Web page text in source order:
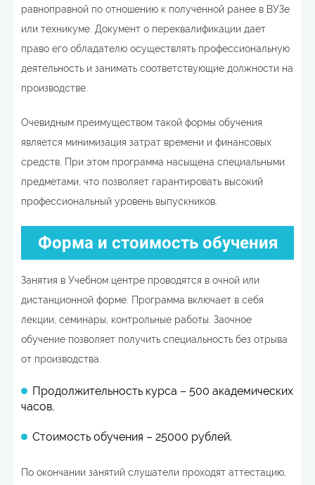
равноправной по отношению к полученной ранее в ВУЗе
или техникуме. Документ о переквалификации дает
право его обладателю осуществлять профессиональную
деятельность и занимать соответствующие должности на
производстве.
Очевидным преимуществом такой формы обучения
является минимизация затрат времени и финансовых
средств. При этом программа насыщена специальными
предметами, что позволяет гарантировать высокий
профессиональный уровень выпускников.
Форма и стоимость обучения
Занятия в Учебном центре проводятся в очной или
дистанционной форме. Программа включает в себя
лекции, семинары, контрольные работы. Заочное
обучение позволяет получить специальность без отрыва
от производства.
Продолжительность курса – 500 академических
часов.
Стоимость обучения – 25000 рублей.
По окончании занятий слушатели проходят аттестацию,